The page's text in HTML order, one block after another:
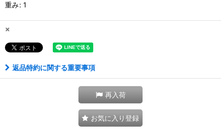
重み: 1
×
返品特約に関する重要事項
再入荷
お気に入り登録